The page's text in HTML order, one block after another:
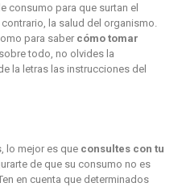
consumo para que surtan el
la salud del organismo.
para saber cómo tomar
todo, no olvides la
la letras las instrucciones del
lo mejor es que consultes con tu
de que su consumo no es
en cuenta que determinados